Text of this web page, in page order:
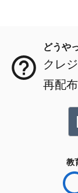
どうや
クレ
再配
教